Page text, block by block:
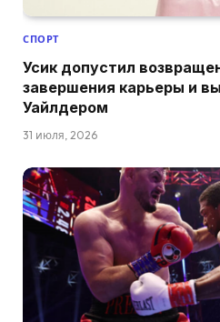
СПОРТ
Усик допустил
завершения карьеры и
Уайлдером
31 июля, 2026